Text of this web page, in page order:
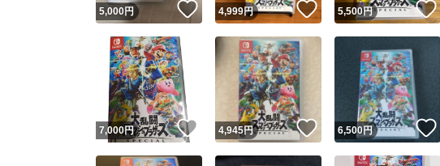
Yahoo!フリマが定めた
5,000円 いいね！
4,999円 いいね！
5,500円
7,000円 いいね！
4,945円 いいね！
6,500円